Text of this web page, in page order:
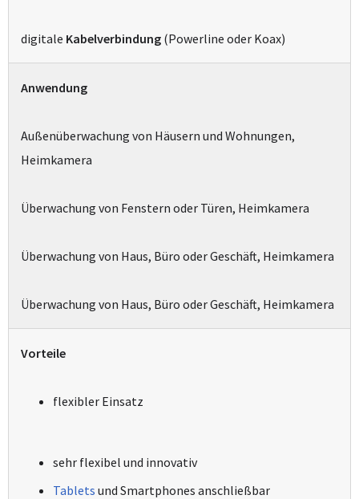
digitale Kabelverbindung (Powerline oder Koax)
Anwendung
Außenüberwachung von Häusern und Wohnungen,
Heimkamera
Überwachung von Fenstern oder Türen, Heimkamera
Überwachung von Haus, Büro oder Geschäft, Heimkamera
Überwachung von Haus, Büro oder Geschäft, Heimkamera
Vorteile
flexibler Einsatz
sehr flexibel und innovativ
Tablets und Smartphones anschließbar